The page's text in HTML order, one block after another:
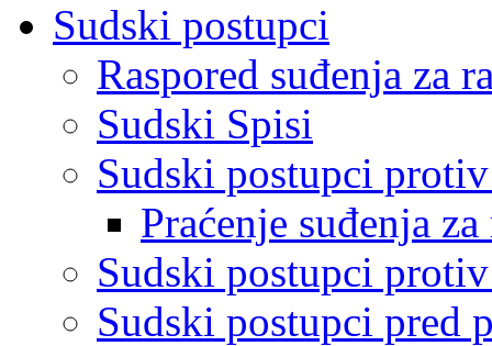
Sudski postupci
Raspored suđenja za
Sudski Spisi
Sudski postupci
Praćenje suđenja
Sudski postupci
Sudski postupci pred